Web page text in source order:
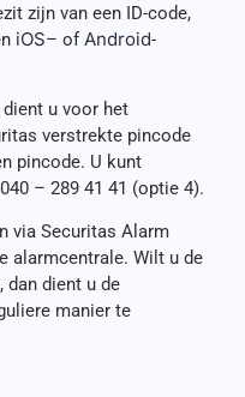
zijn van een ID-code,
iOS– of Android-
u voor het
verstrekte pincode
pincode. U kunt
– 289 41 41 (optie 4).
via Securitas Alarm
alarmcentrale. Wilt u de
dan dient u de
manier te